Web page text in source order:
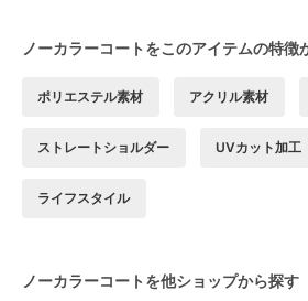
ノーカラーコートをこのアイテムの特徴
ポリエステル素材 アクリル素材
ストレートショルダー UVカット加工
ライフスタイル
ノーカラーコートを他ショップから探す